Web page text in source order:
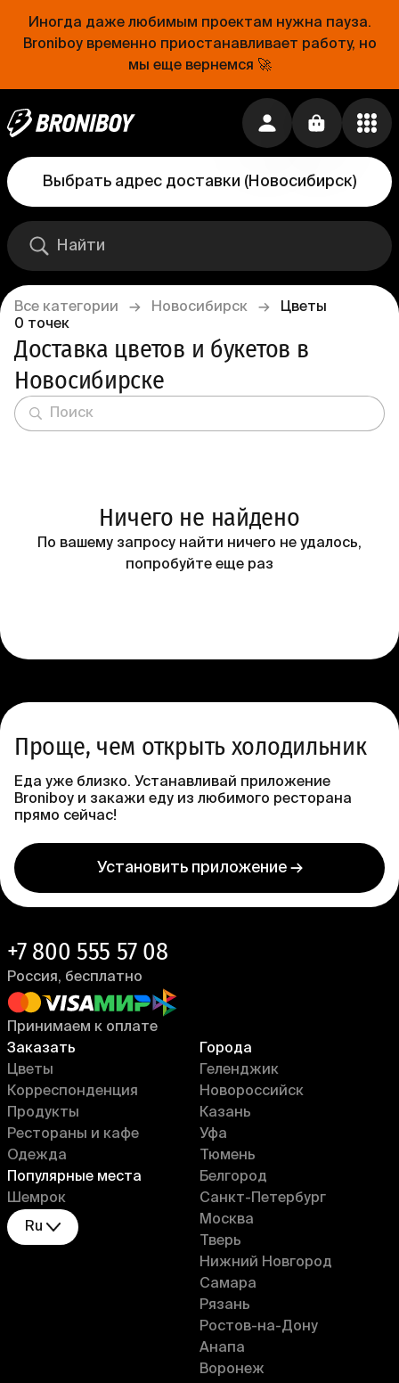
Иногда даже любимым проектам нужна пауза.
Broniboy временно приостанавливает работу, но
мы еще вернемся 🚀
Выбрать адрес доставки (Новосибирск)
Все категории → Новосибирск →
Цветы
0 точек
Доставка цветов и букетов в
Новосибирске
Ничего не найдено
По вашему запросу найти ничего не удалось,
попробуйте еще раз
Проще, чем открыть холодильник
Еда уже близко. Устанавливай приложение
Broniboy и закажи еду из любимого ресторана
прямо сейчас!
Установить приложение →
Заказать
Цветы
Корреспонденция
Продукты
Рестораны и кафе
Одежда
Популярные места
Шемрок
Ru
Города
Геленджик
Новороссийск
Казань
Уфа
Тюмень
Белгород
Санкт-Петербург
Москва
Тверь
Нижний Новгород
Самара
Рязань
Ростов-на-Дону
Анапа
Воронеж
+7 800 555 57 08
Россия, бесплатно
Принимаем к оплате